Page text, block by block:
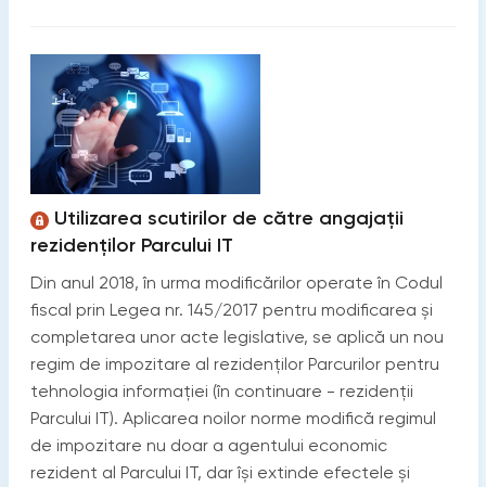
Utilizarea scutirilor de către angajații
rezidenților Parcului IT
Din anul 2018, în urma modificărilor operate în Codul
fiscal prin Legea nr. 145/2017 pentru modificarea și
completarea unor acte legislative, se aplică un nou
regim de impozitare al rezidenților Parcurilor pentru
tehnologia informației (în continuare - rezidenții
Parcului IT). Aplicarea noilor norme modifică regimul
de impozitare nu doar a agentului economic
rezident al Parcului IT, dar își extinde efectele și